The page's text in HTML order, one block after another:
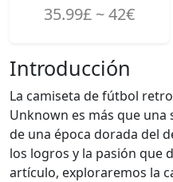
35.99£ ~ 42€
Introducción
La camiseta de fútbol
Unknown es más que una
de una época dorada del
los logros y la pasión que
artículo, exploraremos la